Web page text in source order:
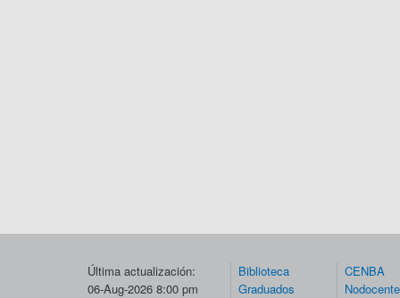
Última actualización:
06-Aug-2026 8:00 pm
Biblioteca
Graduados
CENBA